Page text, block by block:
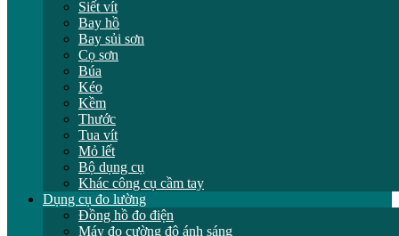
Siết vít
Bay hồ
Bay sủi sơn
Cọ sơn
Búa
Kéo
Kềm
Thước
Tua vít
Mỏ lết
Bộ dụng cụ
Khác công cụ cầm tay
Dụng cụ đo lường
Đồng hồ đo điện
Máy đo cường độ ánh sáng